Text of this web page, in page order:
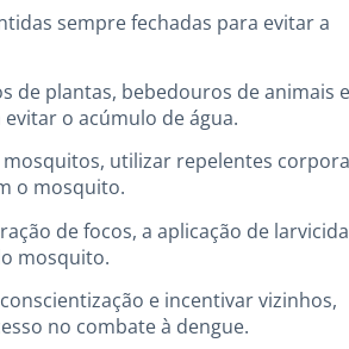
sempre fechadas para evitar a
de plantas, bebedouros de animais
o acúmulo de água.
utilizar repelentes
o mosquito.
de focos, a aplicação de
mosquito.
e incentivar vizinhos,
no combate à dengue.